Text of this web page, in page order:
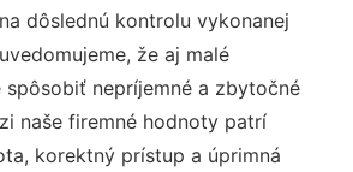
dôslednú kontrolu vykonanej
že aj malé
spôsobiť nepríjemné a zbytočné
naše firemné hodnoty patrí
korektný prístup a úprimná